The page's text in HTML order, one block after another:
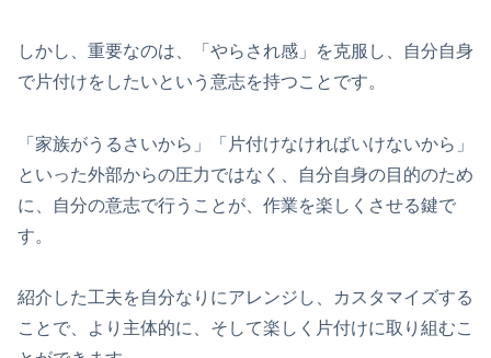
しかし、重要なのは、「やらされ感」を克服し、自分自身
で片付けをしたいという意志を持つことです。
「家族がうるさいから」「片付けなければいけないから」
といった外部からの圧力ではなく、自分自身の目的のため
に、自分の意志で行うことが、作業を楽しくさせる鍵で
す。
紹介した工夫を自分なりにアレンジし、カスタマイズする
ことで、より主体的に、そして楽しく片付けに取り組むこ